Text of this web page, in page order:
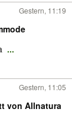
Gestern, 11:19
...
Gestern, 11:05
von Allnatura